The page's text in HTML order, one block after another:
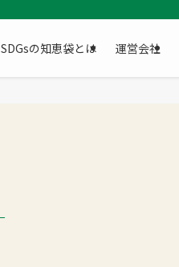
SDGsの知恵袋とは 運営会社